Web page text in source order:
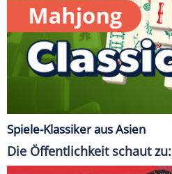
Spiele-Klassiker aus Asien
Die Öffentlichkeit schaut zu: